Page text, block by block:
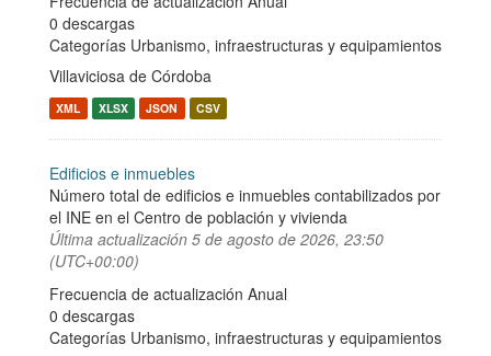
0 descargas
Categorías Urbanismo, infraestructuras y equipamientos
Villaviciosa de Córdoba
XML XLSX JSON CSV
Edificios e inmuebles
Número total de edificios e inmuebles contabilizados por
el INE en el Centro de población y vivienda
Última actualización 5 de agosto de 2026, 23:50
(UTC+00:00)
Frecuencia de actualización Anual
0 descargas
Categorías Urbanismo, infraestructuras y equipamientos